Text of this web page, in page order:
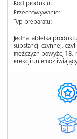
Kod produktu:
Przechowywanie:
Typ preparatu:
Jedna tabletka
substancji czynnej,
mężczyzn powyżej 18.
erekcji